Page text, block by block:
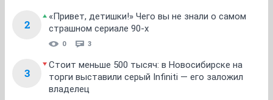
2
«Привет, детишки!» Чего вы не знали о самом
страшном сериале 90-х
0 3
3
Стоит меньше 500 тысяч: в Новосибирске на
торги выставили серый Infiniti — его заложил
владелец